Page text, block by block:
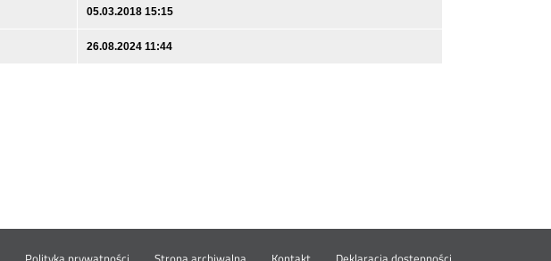
05.03.2018 15:15
26.08.2024 11:44